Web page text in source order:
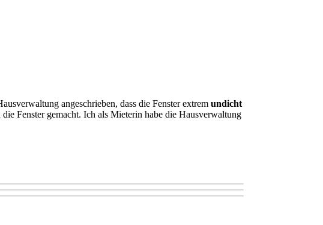
angeschrieben, dass die Fenster extrem undicht
Fenster gemacht. Ich als Mieterin habe die Hausverwaltung